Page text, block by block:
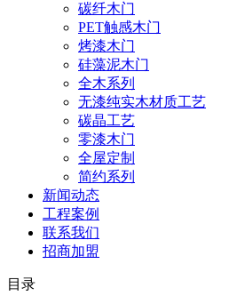
碳纤木门
PET触感木门
烤漆木门
硅藻泥木门
全木系列
无漆纯实木材质工艺
碳晶工艺
零漆木门
全屋定制
简约系列
新闻动态
工程案例
联系我们
招商加盟
目录